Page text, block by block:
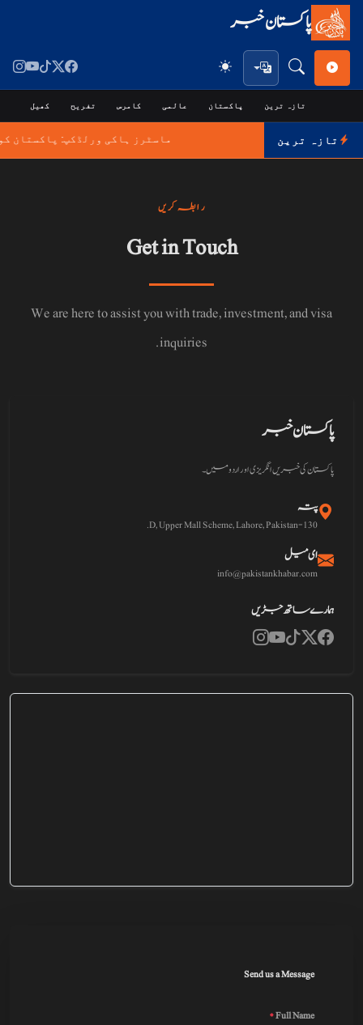
پاکستان خبر
تازہ ترین پاکستان عالمی کامرس تفریح کھیل
تازہ ترین ماسٹرز ہاکی ورلڈکپ: پاکستان کو پہلے میچ
رابطہ کریں
Get in Touch
We are here to assist you with trade, investment, and visa
inquiries.
پاکستان خبر
پاکستان کی خبریں انگریزی اور اردو میں۔
پتہ
130-D, Upper Mall Scheme, Lahore, Pakistan.
ای میل
info@pakistankhabar.com
ہمارے ساتھ جڑیں
Send us a Message
Full Name
*